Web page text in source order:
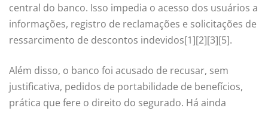
central do banco. Isso impedia o acesso dos usuários a
informações, registro de reclamações e solicitações de
ressarcimento de descontos indevidos[1][2][3][5].
Além disso, o banco foi acusado de recusar, sem
justificativa, pedidos de portabilidade de benefícios,
prática que fere o direito do segurado. Há ainda